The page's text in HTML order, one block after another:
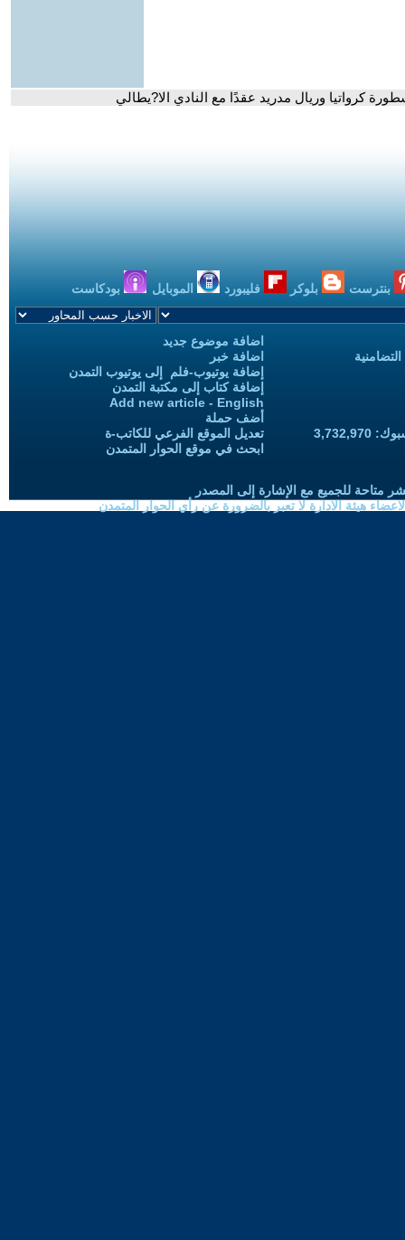
كرواتيا وريال مدريد عقدًا مع النادي الا?يطالي
بنترست بلوكر فليبورد الموبايل بودكاست
اضافة موضوع جديد
اضافة خبر
إضافة يوتيوب-فلم إلى يوتيوب التمدن
إضافة كتاب إلى مكتبة التمدن
Add new article - English
أضف حملة
تعديل الموقع الفرعي للكاتب-ة
ابحث في موقع الحوار المتمدن
متاحة للجميع مع الإشارة إلى المصدر
هيئة الادارة لا تعبر بالضرورة عن رأي الحوار المتمدن